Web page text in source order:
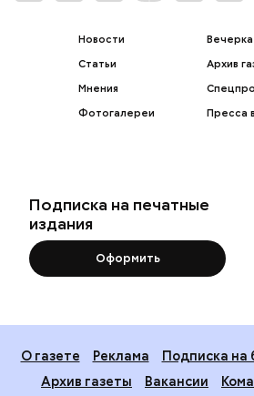
Новости
Статьи
Мнения
Фотогалереи
Архив
Пресса
Подписка на печатные
издания
Оформить
О газете Реклама
Подписка на
Архив газеты
Вакансии